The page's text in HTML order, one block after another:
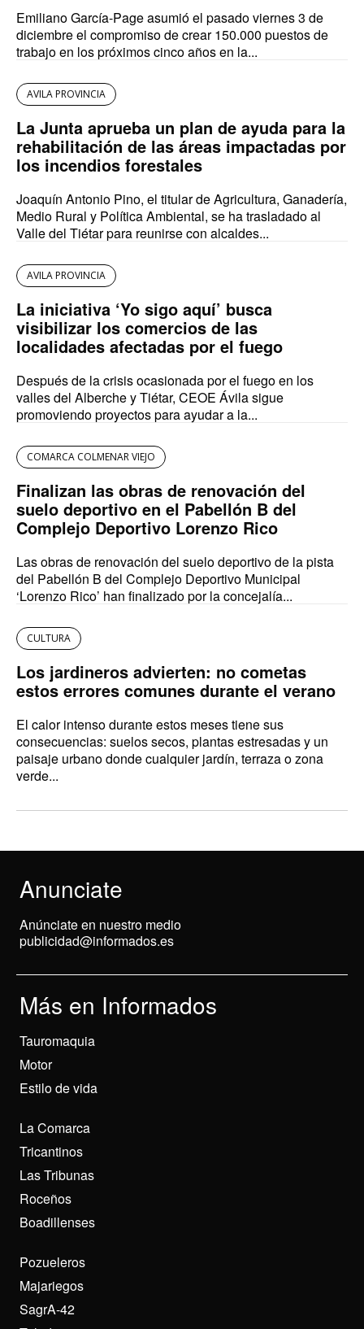
Emiliano García-Page asumió el pasado viernes 3 de
diciembre el compromiso de crear 150.000 puestos de
trabajo en los próximos cinco años en la...
AVILA PROVINCIA
La Junta aprueba un plan de ayuda para la
rehabilitación de las áreas impactadas por
los incendios forestales
Joaquín Antonio Pino, el titular de Agricultura, Ganadería,
Medio Rural y Política Ambiental, se ha trasladado al
Valle del Tiétar para reunirse con alcaldes...
AVILA PROVINCIA
La iniciativa ‘Yo sigo aquí’ busca
visibilizar los comercios de las
localidades afectadas por el fuego
Después de la crisis ocasionada por el fuego en los
valles del Alberche y Tiétar, CEOE Ávila sigue
promoviendo proyectos para ayudar a la...
COMARCA COLMENAR VIEJO
Finalizan las obras de renovación del
suelo deportivo en el Pabellón B del
Complejo Deportivo Lorenzo Rico
Las obras de renovación del suelo deportivo de la pista
del Pabellón B del Complejo Deportivo Municipal
‘Lorenzo Rico’ han finalizado por la concejalía...
CULTURA
Los jardineros advierten: no cometas
estos errores comunes durante el verano
El calor intenso durante estos meses tiene sus
consecuencias: suelos secos, plantas estresadas y un
paisaje urbano donde cualquier jardín, terraza o zona
verde...
Anunciate
Anúnciate en nuestro medio
publicidad@informados.es
Más en Informados
Tauromaquia
Motor
Estilo de vida
La Comarca
Tricantinos
Las Tribunas
Roceños
Boadillenses
Pozueleros
Majariegos
SagrA-42